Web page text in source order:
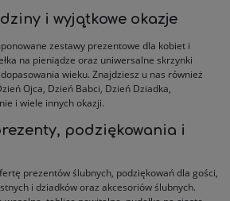
i wyjątkowe okazje
zestawy prezentowe dla kobiet i
na pieniądze oraz uniwersalne skrzynki
wieku. Znajdziesz u nas również
Ojca, Dzień Babci, Dzień Dziadka,
i wiele innych okazji.
podziękowania i
prezentów ślubnych, podziękowań dla gości,
i dziadków oraz akcesoriów ślubnych.